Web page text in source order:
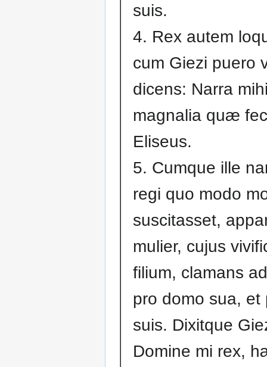
suis.
4. Rex autem
cum Giezi puero
dicens: Narra
magnalia quæ
Eliseus.
5. Cumque ille
regi quo modo
suscitasset,
mulier, cujus
filium, clamans
pro domo sua, et
suis. Dixitque
Domine mi rex,